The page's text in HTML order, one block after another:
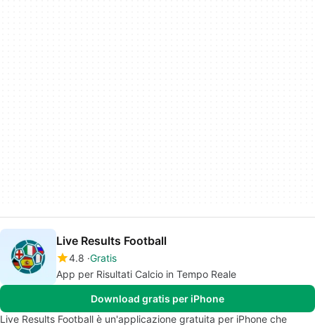
Live Results Football
4.8 Gratis
App per Risultati Calcio in Tempo Reale
Download gratis per iPhone
Live Results Football è un'applicazione gratuita per iPhone che